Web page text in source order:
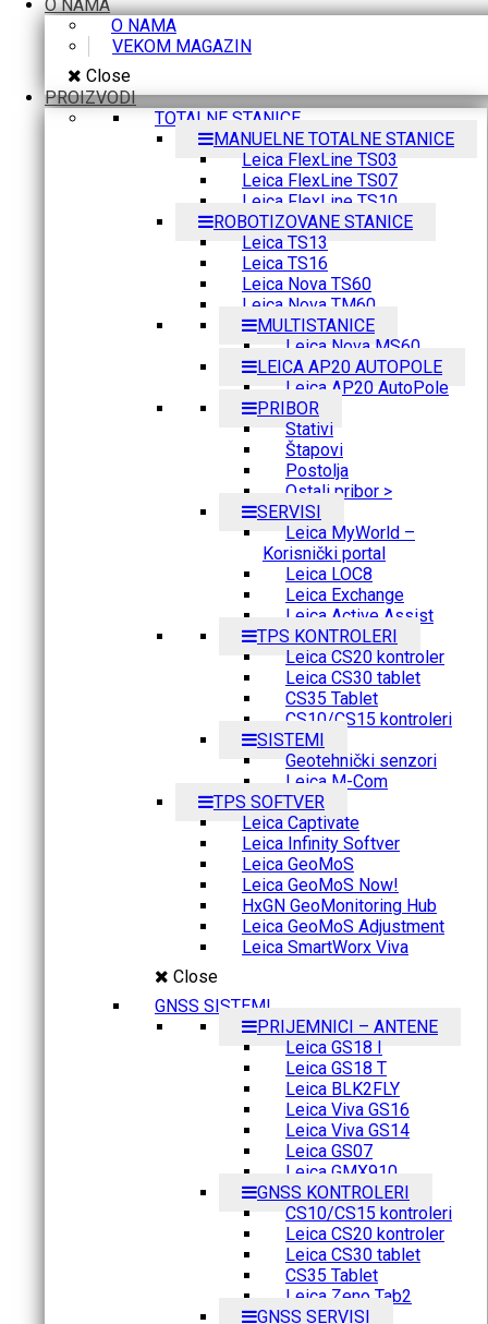
O NAMA
O NAMA
VEKOM MAGAZIN
Close
PROIZVODI
TOTALNE STANICE
MANUELNE TOTALNE STANICE
Leica FlexLine TS03
Leica FlexLine TS07
Leica FlexLine TS10
ROBOTIZOVANE STANICE
Leica TS13
Leica TS16
Leica Nova TS60
Leica Nova TM60
MULTISTANICE
Leica Nova MS60
LEICA AP20 AUTOPOLE
Leica AP20 AutoPole
PRIBOR
Stativi
Štapovi
Postolja
Ostali pribor >
SERVISI
Leica MyWorld –
Korisnički portal
Leica LOC8
Leica Exchange
Leica Active Assist
TPS KONTROLERI
Leica CS20 kontroler
Leica CS30 tablet
CS35 Tablet
CS10/CS15 kontroleri
SISTEMI
Geotehnički senzori
Leica M-Com
TPS SOFTVER
Leica Captivate
Leica Infinity Softver
Leica GeoMoS
Leica GeoMoS Now!
HxGN GeoMonitoring Hub
Leica GeoMoS Adjustment
Leica SmartWorx Viva
Close
GNSS SISTEMI
PRIJEMNICI – ANTENE
Leica GS18 I
Leica GS18 T
Leica BLK2FLY
Leica Viva GS16
Leica Viva GS14
Leica GS07
Leica GMX910
GNSS KONTROLERI
CS10/CS15 kontroleri
Leica CS20 kontroler
Leica CS30 tablet
CS35 Tablet
Leica Zeno Tab2
GNSS SERVISI